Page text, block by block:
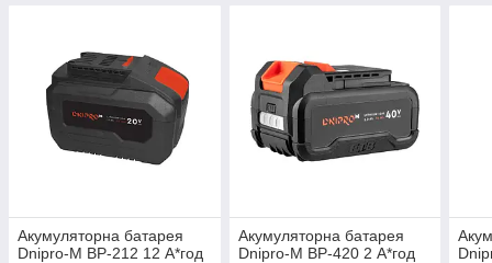
Акумуляторна батарея
Dnipro-M BP-212 12 А*год
Акумуляторна батарея
Dnipro-M BP-420 2 А*год